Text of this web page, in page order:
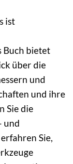
ist
Buch bietet
über die
und
und ihre
Sie die
und
Sie,